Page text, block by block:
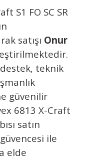
S1 FO SC SR
satışı Onur
destek, teknik
güvenilir
6813 X-Craft
satın
ile
elde